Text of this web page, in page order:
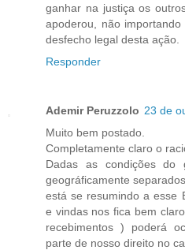
ganhar na justiça os
apoderou, não
desfecho legal desta ação.
Responder
Ademir Peruzzolo 23 de
Muito bem postado.
Completamente claro o
Dadas as condições
geográficamente
está se resumindo a esse
e vindas nos fica bem
recebimentos ) poderá
parte de nosso direito no